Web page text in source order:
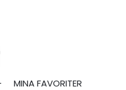
MINA FAVORITER